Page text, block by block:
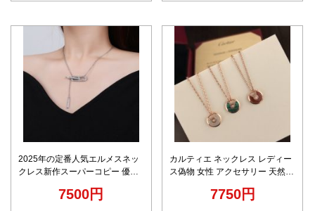
2025年の定番人気エルメスネッ
クレス新作スーパーコピー 優雅
7500円
カルティエ ネックレス レディー
ス偽物 女性 アクセサリー 天然の
7750円